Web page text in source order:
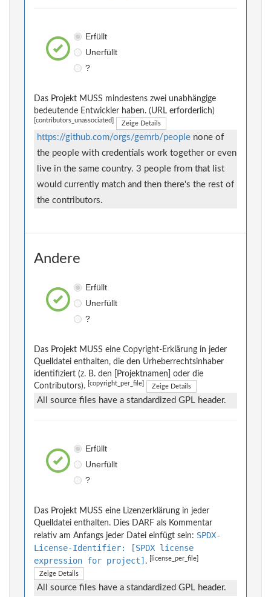
Erfüllt
Unerfüllt
?
Das Projekt MUSS mindestens zwei unabhängige
bedeutende Entwickler haben. (URL erforderlich)
[contributors_unassociated] Zeige Details
https://github.com/orgs/gemrb/people none of
the people with credentials work together or even
live in the same country. 3 people from that list
would currently match and then there's the rest of
the contributors.
Andere
Erfüllt
Unerfüllt
?
Das Projekt MUSS eine Copyright-Erklärung in jeder
Quelldatei enthalten, die den Urheberrechtsinhaber
identifiziert (z. B. den [Projektnamen] oder die
Contributors).
[copyright_per_file] Zeige Details
All source files have a standardized GPL header.
Erfüllt
Unerfüllt
?
Das Projekt MUSS eine Lizenzerklärung in jeder
Quelldatei enthalten. Dies DARF als Kommentar
relativ am Anfangs jeder Datei einfügt sein: SPDX-
License-Identifier: [SPDX license
expression for project] . [license_per_file]
Zeige Details
All source files have a standardized GPL header.